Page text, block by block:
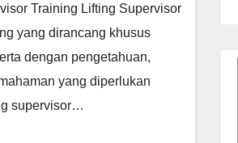
Training Lifting Supervisor
yang dirancang khusus
dengan pengetahuan,
yang diperlukan
supervisor…